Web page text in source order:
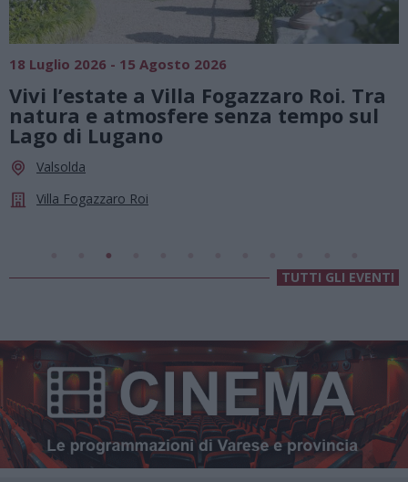
18 Luglio 2026 - 15 Agosto 2026
Vivi l’estate a Villa Fogazzaro Roi. Tra
natura e atmosfere senza tempo sul
Lago di Lugano
Valsolda
Villa Fogazzaro Roi
TUTTI GLI EVENTI